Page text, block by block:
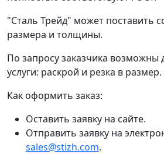
"Сталь Трейд" может поставить
размера и толщины.
По запросу заказчика возможны
услуги: раскрой и резка в размер.
Как оформить заказ:
Оставить заявку на сайте.
Отправить заявку на
sales@stizh.com.